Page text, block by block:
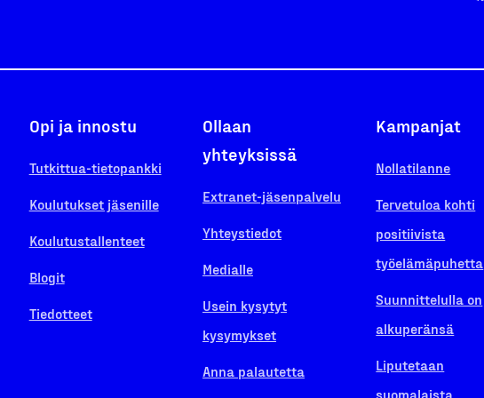
Opi ja innostu
Tutkittua-tietopankki
Koulutukset jäsenille
Koulutustallenteet
Blogit
Tiedotteet
Ollaan
yhteyksissä
Extranet-jäsenpalvelu
Yhteystiedot
Medialle
Usein kysytyt
kysymykset
Anna palautetta
Kampanjat
Nollatilanne
Tervetuloa kohti
positiivista
työelämäpuhetta
Suunnittelulla on
alkuperänsä
Liputetaan
suomalaista